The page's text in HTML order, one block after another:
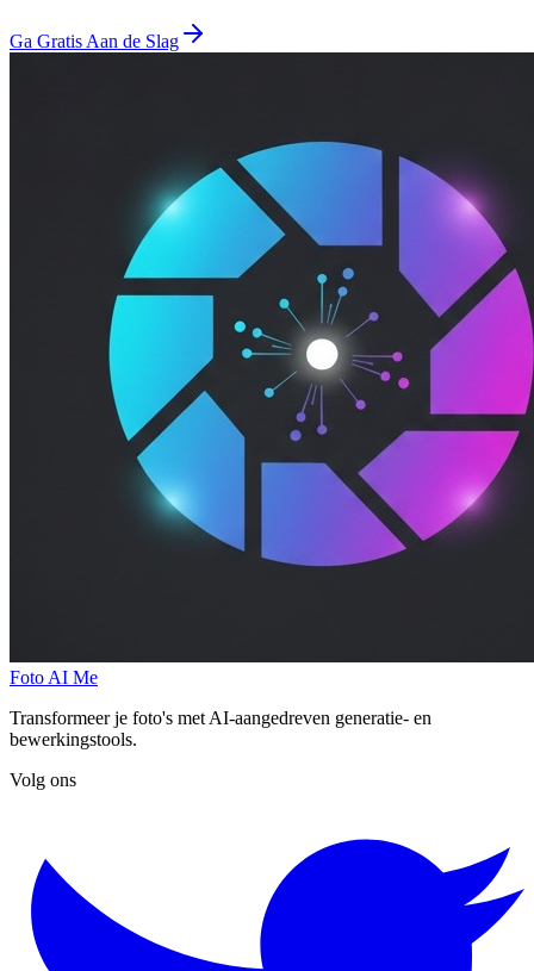
Ga Gratis Aan de Slag
Foto AI Me
Transformeer je foto's met AI-aangedreven generatie- en
bewerkingstools.
Volg ons